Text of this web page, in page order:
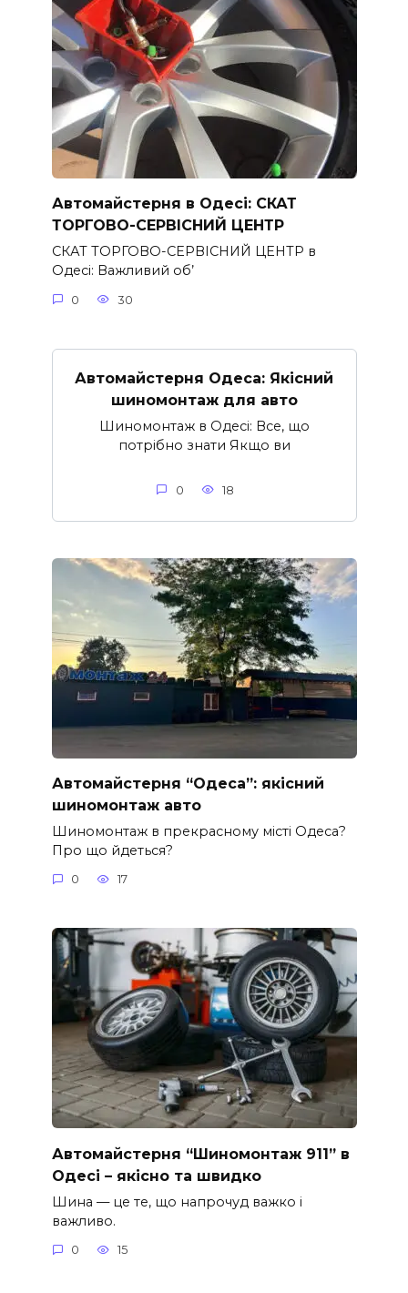
Автомайстерня в Одесі: СКАТ
ТОРГОВО-СЕРВІСНИЙ ЦЕНТР
СКАТ ТОРГОВО-СЕРВІСНИЙ ЦЕНТР в
Одесі: Важливий об’
0 30
Автомайстерня Одеса: Якісний
шиномонтаж для авто
Шиномонтаж в Одесі: Все, що
потрібно знати Якщо ви
0 18
Автомайстерня “Одеса”: якісний
шиномонтаж авто
Шиномонтаж в прекрасному місті Одеса?
Про що йдеться?
0 17
Автомайстерня “Шиномонтаж 911” в
Одесі – якісно та швидко
Шина — це те, що напрочуд важко і
важливо.
0 15